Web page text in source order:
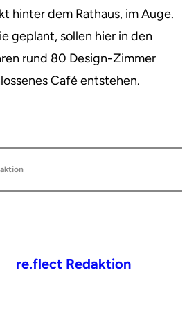
hinter dem Rathaus, im Auge.
geplant, sollen hier in den
rund 80 Design-Zimmer
Café entstehen.
re.flect Redaktion